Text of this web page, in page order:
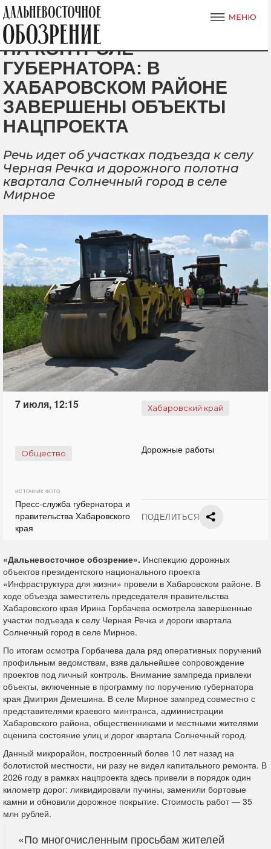
НА КОНТРОЛЕ
ГУБЕРНАТОРА: В
ХАБАРОВСКОМ РАЙОНЕ
ЗАВЕРШЕНЫ ОБЪЕКТЫ
НАЦПРОЕКТА
Речь идет об участках подъезда к селу
Черная Речка и дорожного полотна
квартала Солнечный город в селе
Мирное
7 июля, 12:15 Хабаровский край
Общество Дорожные работы
ИСТОЧНИК ФОТО
Пресс-служба губернатора и
правительства Хабаровского
края
ПОДЕЛИТЬСЯ
«Дальневосточное обозрение». Инспекцию дорожных
объектов президентского национального проекта
«Инфраструктура для жизни» провели в Хабаровском районе. В
ходе объезда заместитель председателя правительства
Хабаровского края Ирина Горбачева осмотрела завершенные
участки подъезда к селу Черная Речка и дороги квартала
Солнечный город в селе Мирное.
По итогам осмотра Горбачева дала ряд оперативных поручений
профильным ведомствам, взяв дальнейшее сопровождение
проектов под личный контроль. Внимание зампреда привлеки
объекты, включенные в программу по поручению губернатора
края Дмитрия Демешина. В селе Мирное зампред совместно с
представителями краевого минтранса, администрации
Хабаровского района, общественниками и местными жителями
оценила состояние улиц и дорог квартала Солнечный город.
Данный микрорайон, построенный более 10 лет назад на
болотистой местности, ни разу не видел капитального ремонта. В
2026 году в рамках нацпроекта здесь привели в порядок один
километр дорог: ликвидировали пучины, заменили бортовые
камни и обновили дорожное покрытие. Стоимость работ — 35
млн рублей.
«По многочисленным просьбам жителей